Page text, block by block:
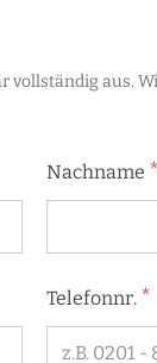
vollständig aus.
Nachname *
Telefonnr. *